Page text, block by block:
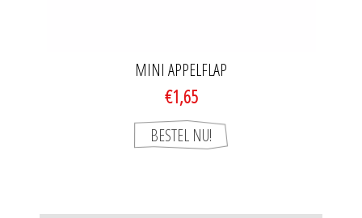
MINI APPELFLAP
€1,65